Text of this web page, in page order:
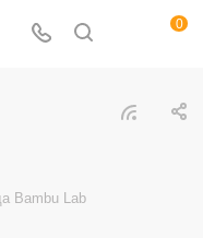
0
Bambu Lab